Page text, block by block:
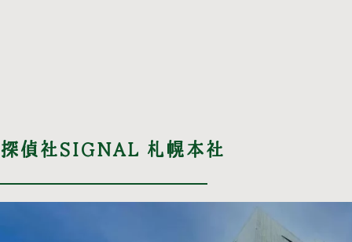
探偵社SIGNAL 札幌本社